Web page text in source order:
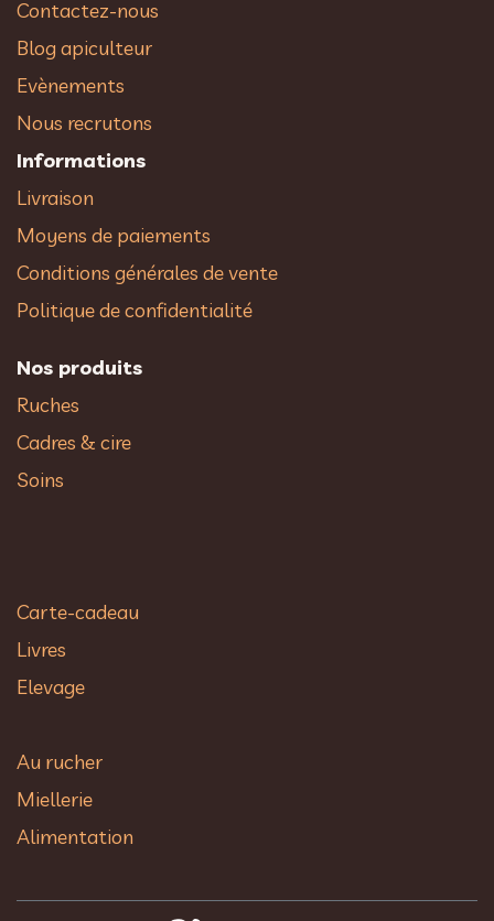
Contactez-nous
Blog apiculteur
Evènements
Nous recrutons
Informations
Livraison
Moyens de paiements
Conditions générales de vente
Politique de confidentialité
Nos produits
Ruches
Cadres & cire
Soins
Carte-cadeau
Livres
Elevage
Au rucher​
Miellerie
Alimentation